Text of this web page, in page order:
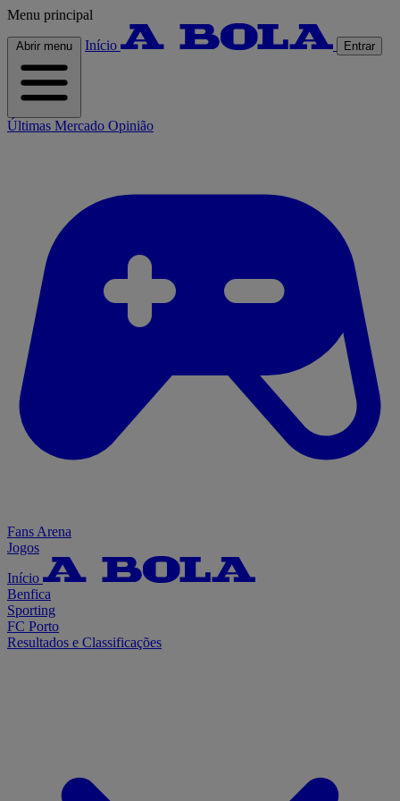
Menu principal
Abrir menu Início Entrar
Últimas Mercado Opinião
Fans Arena
Jogos
Início
Benfica
Sporting
FC Porto
Resultados e Classificações